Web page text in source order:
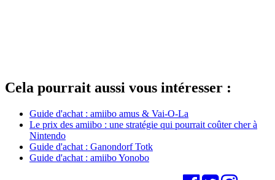
Cela pourrait aussi vous intéresser :
Guide d'achat : amiibo amus & Vai-O-La
Le prix des amiibo : une stratégie qui pourrait coûter cher à
Nintendo
Guide d'achat : Ganondorf Totk
Guide d'achat : amiibo Yonobo